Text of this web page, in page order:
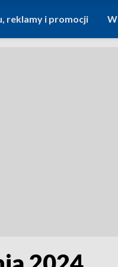
reklamy i promocji